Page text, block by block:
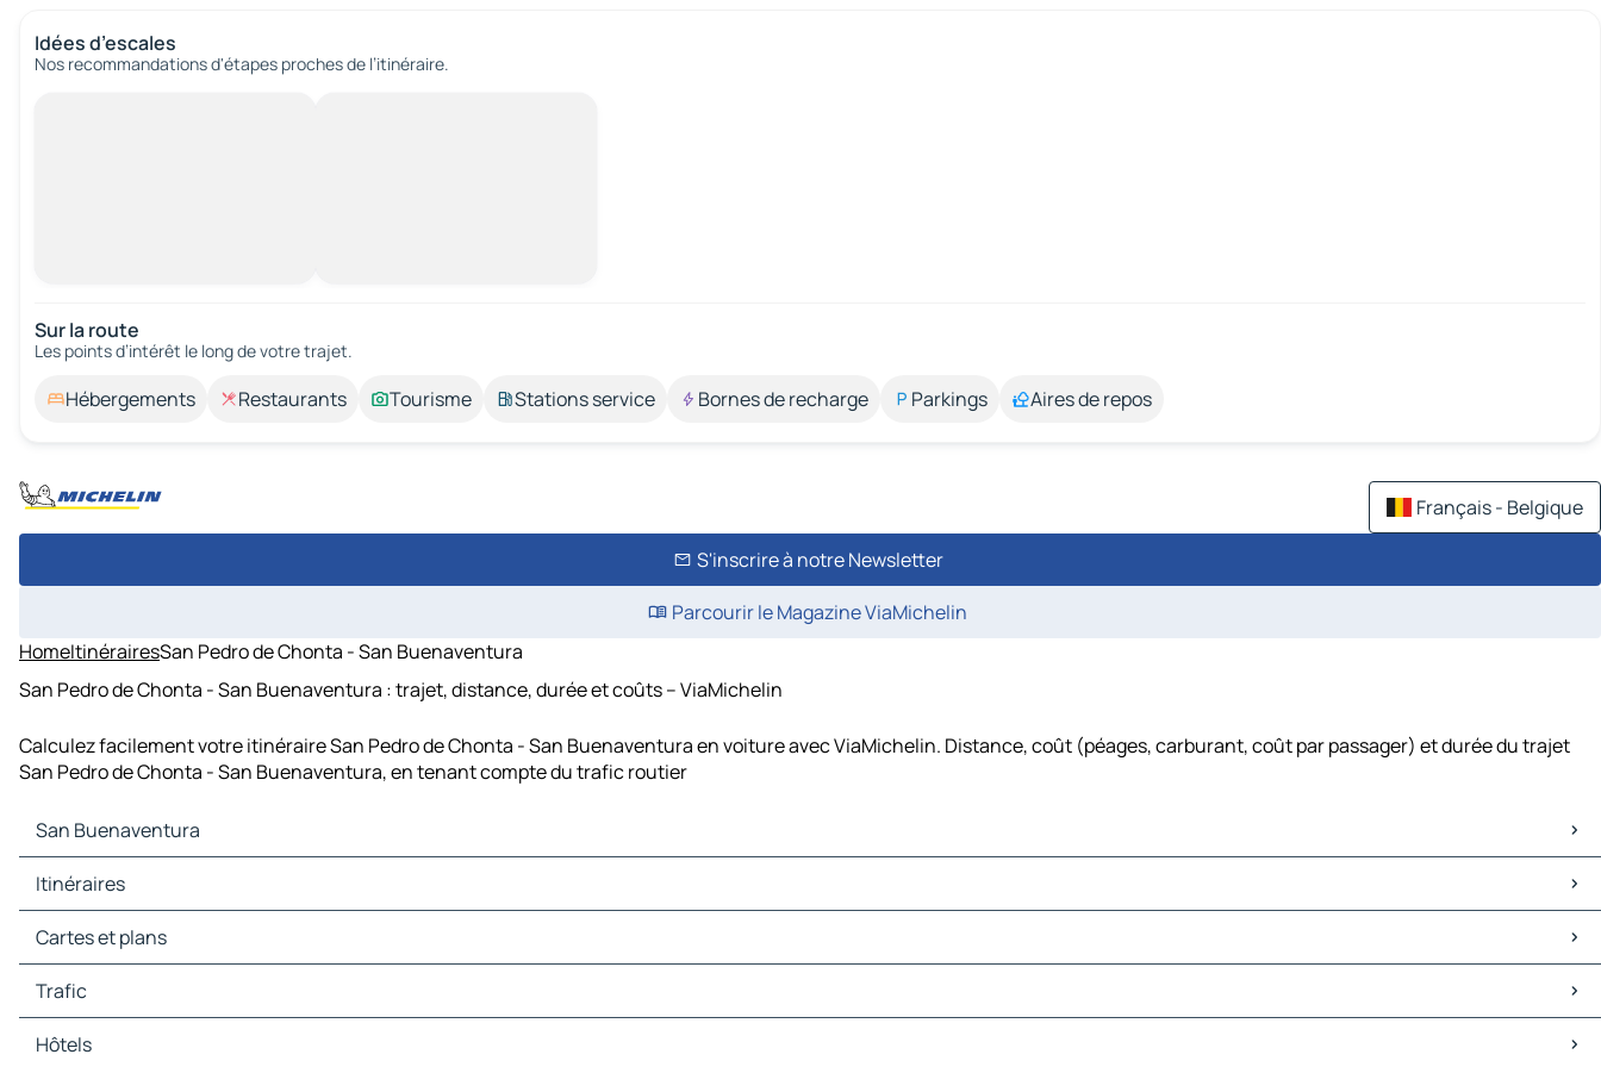
Idées d’escales
Nos recommandations d'étapes proches de l’itinéraire.
Sur la route
Les points d’intérêt le long de votre trajet.
Hébergements Restaurants Tourisme Stations service Bornes de recharge Parkings Aires de repos
Français - Belgique
S'inscrire à notre Newsletter
Parcourir le Magazine ViaMichelin
HomeItinérairesSan Pedro de Chonta - San Buenaventura
San Pedro de Chonta - San Buenaventura : trajet, distance, durée et coûts – ViaMichelin
Calculez facilement votre itinéraire San Pedro de Chonta - San Buenaventura en voiture avec ViaMichelin. Distance, coût (péages, carburant, coût par passager) et durée du trajet
San Pedro de Chonta - San Buenaventura, en tenant compte du trafic routier
San Buenaventura
San Buenaventura Cartes et plans
San Buenaventura Trafic
San Buenaventura Hôtels
San Buenaventura Restaurants
San Buenaventura Stations-service
Itinéraires
Itinéraires San Buenaventura - Huacrachuco
Itinéraires San Buenaventura - Canchabamba
Itinéraires San Buenaventura - Sanachgan
Itinéraires San Buenaventura - Pampachacra
Cartes et plans
Cartes et plans Huacrachuco
Cartes et plans Canchabamba
Cartes et plans Sanachgan
Cartes et plans Pampachacra
Trafic
Trafic Huacrachuco
Trafic Canchabamba
Hôtels